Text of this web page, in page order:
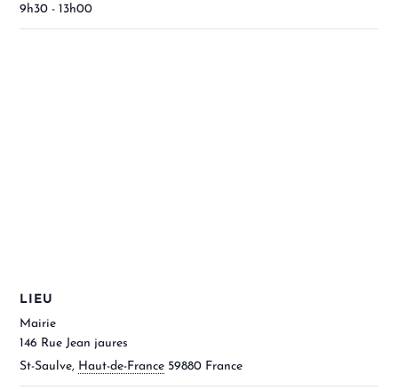
9h30 - 13h00
LIEU
Mairie
146 Rue Jean jaures
St-Saulve, Haut-de-France 59880 France